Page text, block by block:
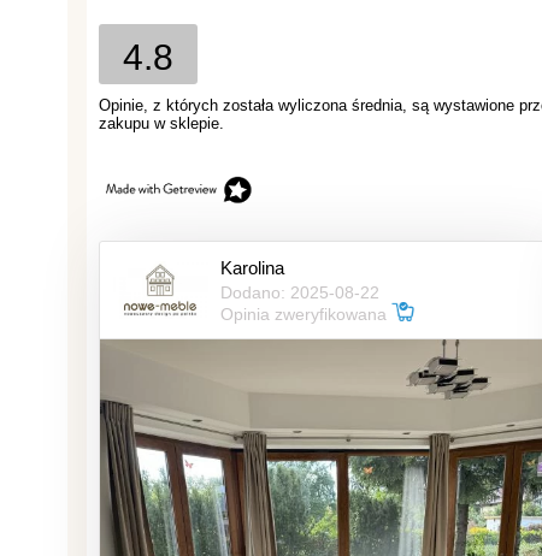
4.8
Opinie, z których została wyliczona średnia, są wystawione
zakupu w sklepie.
Karolina
Dodano: 2025-08-22
Opinia zweryfikowana